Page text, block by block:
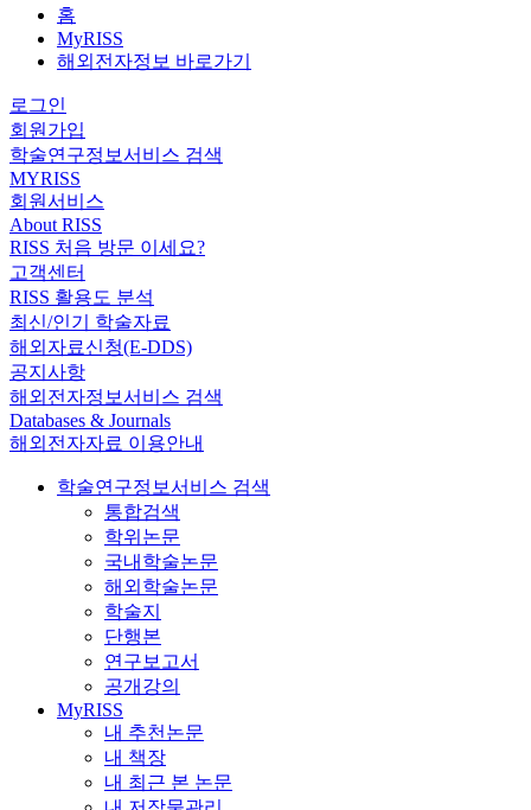
홈
MyRISS
해외전자정보 바로가기
로그인
회원가입
학술연구정보서비스 검색
MYRISS
회원서비스
About RISS
RISS 처음 방문 이세요?
고객센터
RISS 활용도 분석
최신/인기 학술자료
해외자료신청(E-DDS)
공지사항
해외전자정보서비스 검색
Databases & Journals
해외전자자료 이용안내
학술연구정보서비스 검색
통합검색
학위논문
국내학술논문
해외학술논문
학술지
단행본
연구보고서
공개강의
MyRISS
내 추천논문
내 책장
내 최근 본 논문